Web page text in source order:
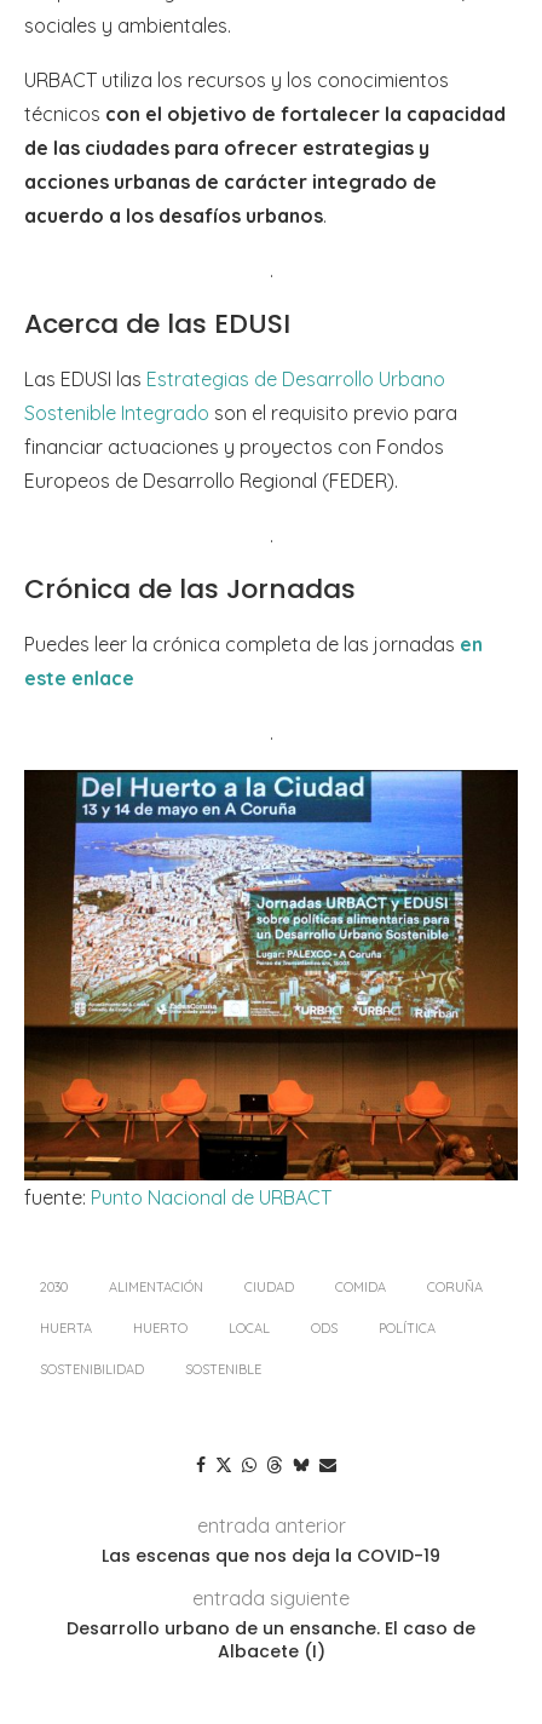
sociales y ambientales.
URBACT utiliza los recursos y los conocimientos
técnicos con el objetivo de fortalecer la capacidad
de las ciudades para ofrecer estrategias y
acciones urbanas de carácter integrado de
acuerdo a los desafíos urbanos.
.
Acerca de las EDUSI
Las EDUSI las Estrategias de Desarrollo Urbano
Sostenible Integrado son el requisito previo para
financiar actuaciones y proyectos con Fondos
Europeos de Desarrollo Regional (FEDER).
.
Crónica de las Jornadas
Puedes leer la crónica completa de las jornadas en
este enlace
.
fuente: Punto Nacional de URBACT
2030 ALIMENTACIÓN CIUDAD COMIDA CORUÑA
HUERTA HUERTO LOCAL ODS POLÍTICA
SOSTENIBILIDAD SOSTENIBLE
entrada anterior
Las escenas que nos deja la COVID-19
entrada siguiente
Desarrollo urbano de un ensanche. El caso de
Albacete (I)